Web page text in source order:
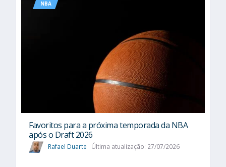
NBA
Favoritos para a próxima temporada da NBA
após o Draft 2026
Rafael Duarte Última atualização: 27/07/2026